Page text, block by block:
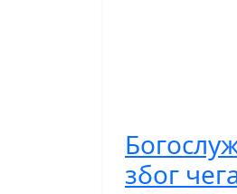
због